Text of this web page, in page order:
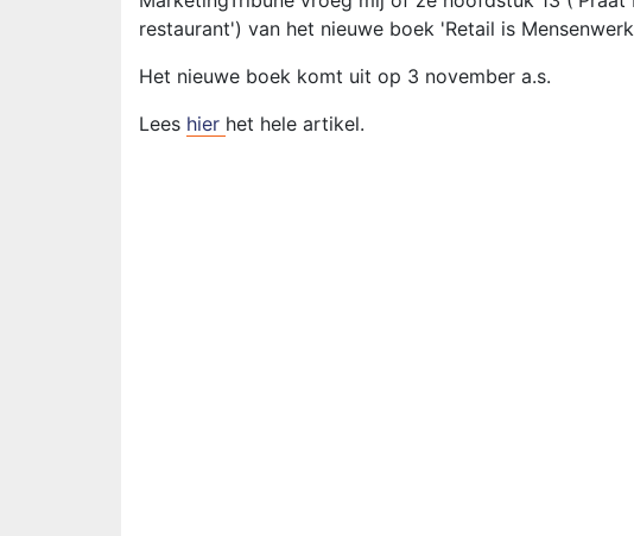
restaurant') van het nieuwe boek 'Retail is
Het nieuwe boek komt uit op 3 november a.s.
Lees hier het hele artikel.